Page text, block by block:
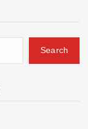
Search